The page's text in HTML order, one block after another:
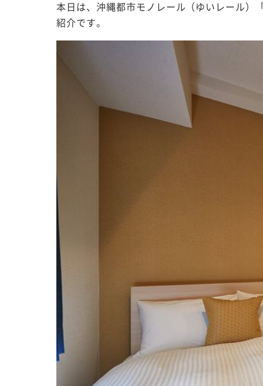
本日は、沖縄都市モノレール（ゆいレール）
紹介です。